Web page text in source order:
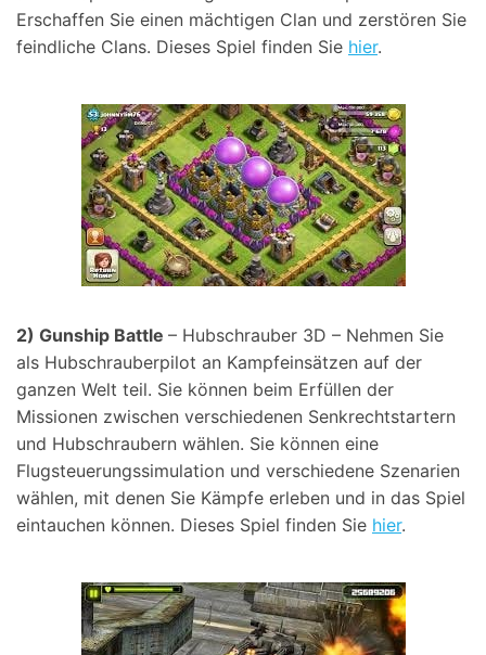
Erschaffen Sie einen mächtigen Clan und zerstören Sie
feindliche Clans. Dieses Spiel finden Sie hier.
2) Gunship Battle – Hubschrauber 3D – Nehmen Sie
als Hubschrauberpilot an Kampfeinsätzen auf der
ganzen Welt teil. Sie können beim Erfüllen der
Missionen zwischen verschiedenen Senkrechtstartern
und Hubschraubern wählen. Sie können eine
Flugsteuerungssimulation und verschiedene Szenarien
wählen, mit denen Sie Kämpfe erleben und in das Spiel
eintauchen können. Dieses Spiel finden Sie hier.